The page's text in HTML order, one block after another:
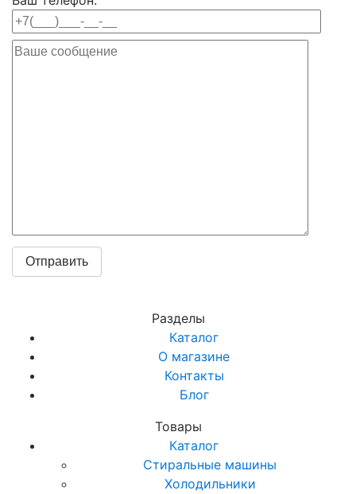
Разделы
Каталог
О магазине
Контакты
Блог
Товары
Каталог
Стиральные машины
Холодильники